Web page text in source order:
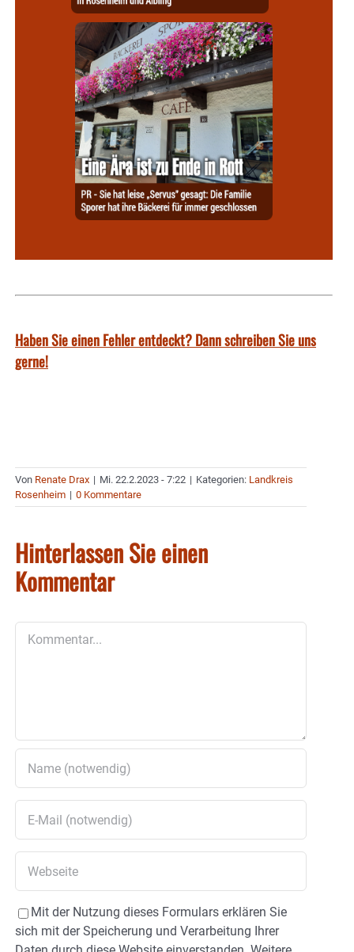
Haben Sie einen Fehler entdeckt? Dann schreiben Sie uns
gerne!
Von Renate Drax | Mi. 22.2.2023 - 7:22 | Kategorien: Landkreis
Rosenheim | 0 Kommentare
Hinterlassen Sie einen
Kommentar
Mit der Nutzung dieses Formulars erklären Sie
sich mit der Speicherung und Verarbeitung Ihrer